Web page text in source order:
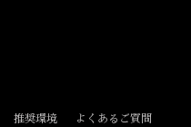
推奨環境 よくあるご質問